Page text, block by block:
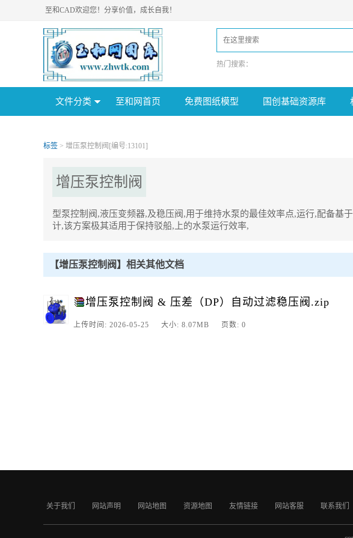
至和CAD欢迎您！分享价值，成长自我！
热门搜索：
文件分类 至和网首页 免费图纸模型 国创基础资源库
标签 > 增压泵控制阀[编号:13101]
增压泵控制阀
型泵控制阀,液压变频器,及稳压阀,用于维持水泵的最佳效率点,运行,配备基
计,该方案极其适用于保持驳船,上的水泵运行效率,
上的水泵运行效率。
【增压泵控制阀】相关其他文档
增压泵控制阀 & 压差（DP）自动过滤稳压阀.zip
上传时间: 2026-05-25 大小: 8.07MB 页数: 0
关于我们 网站声明 网站地图 资源地图 友情链接 网站客服 联系我们